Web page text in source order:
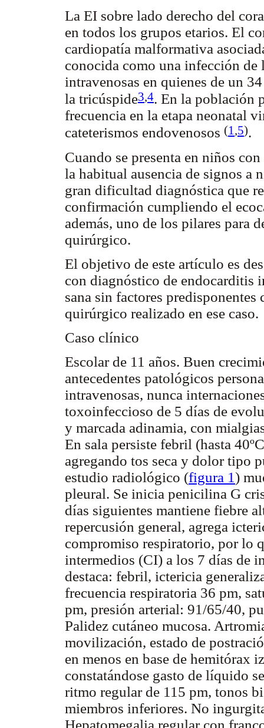
La EI sobre lado derecho del
en todos los grupos etarios. El
cardiopatía malformativa
conocida como una infección de
intravenosas en quienes de un
la tricúspide3,4. En la población
frecuencia en la etapa neonatal
cateterismos endovenosos (1 ,5).
Cuando se presenta en niños
la habitual ausencia de signos a
gran dificultad diagnóstica que
confirmación cumpliendo el
además, uno de los pilares para
quirúrgico.
El objetivo de este artículo es
con diagnóstico de endocarditis
sana sin factores
quirúrgico realizado en ese caso.
Caso clínico
Escolar de 11 años. Buen
antecedentes patológicos
intravenosas, nunca
toxoinfeccioso de 5 días de
y marcada adinamia, con
En sala persiste febril (hasta
agregando tos seca y dolor tipo
estudio radiológico (figura 1)
pleural. Se inicia penicilina G
días siguientes mantiene fiebre
repercusión general, agrega
compromiso respiratorio, por lo
intermedios (CI) a los 7 días de
destaca: febril, ictericia
frecuencia respiratoria 36 pm,
pm, presión arterial: 91/65/40,
Palidez cutáneo mucosa.
movilización, estado de
en menos en base de hemitórax
constatándose gasto de líquido
ritmo regular de 115 pm, tonos
miembros inferiores. No